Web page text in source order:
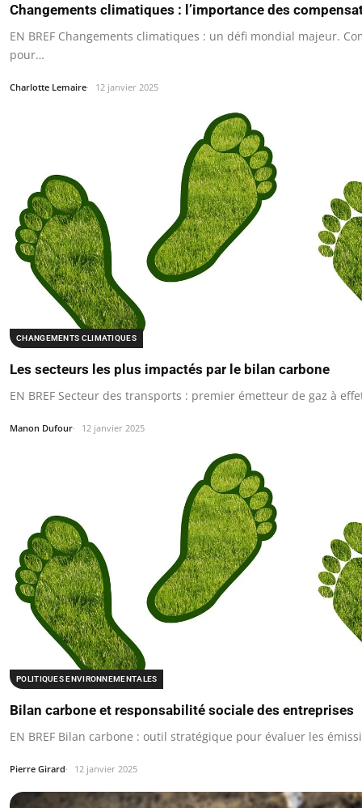
Changements climatiques : l’importance des
EN BREF Changements climatiques : un défi mondial majeur.
pour…
Charlotte Lemaire 12 janvier 2025
CHANGEMENTS CLIMATIQUES
Les secteurs les plus impactés par le bilan carbone
EN BREF Secteur des transports : premier émetteur de gaz à
Manon Dufour 12 janvier 2025
POLITIQUES ENVIRONNEMENTALES
Bilan carbone et responsabilité sociale des entreprises
EN BREF Bilan carbone : outil stratégique pour évaluer les
Pierre Girard 12 janvier 2025